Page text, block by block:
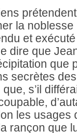
la
et
dire que
que
secrètes
s’il
les usages
rançon que